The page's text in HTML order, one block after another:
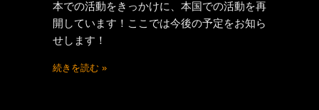
本での活動をきっかけに、本国での活動を再
開しています！ここでは今後の予定をお知ら
せします！
続きを読む »